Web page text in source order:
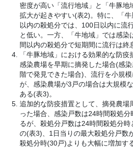
密度が高い「流行地域」と「牛豚地
拡大が起きやすい(表2)。特に、「
以内の殺処分では、100日以内に流
と低い。一方、「牛地域」では感染
間以内の殺処分で短期間に流行は終
「牛豚地域」における効果的な防疫
感染農場を早期に摘発した場合(感
階で発見できた場合)、流行を小規
が、感染農場が3戸の場合は大規模
ある(表3)。
追加的な防疫措置として、摘発農場
った場合、感染戸数は24時間殺処
るが、殺処分戸数は24時間殺処分
の(表3)、1日当りの最大殺処分戸数
殺処分時(30戸)よりも大幅に増加す